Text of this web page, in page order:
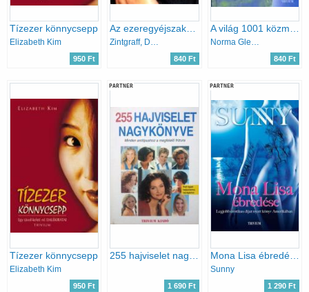
Tízezer könnycsepp
Elizabeth Kim
950 Ft 840 Ft 840 Ft
Tízezer könnycsepp
Elizabeth Kim
950 Ft
PARTNER
1 690 Ft
PARTNER
Mona Lisa ébredése
Sunny
1 290 Ft